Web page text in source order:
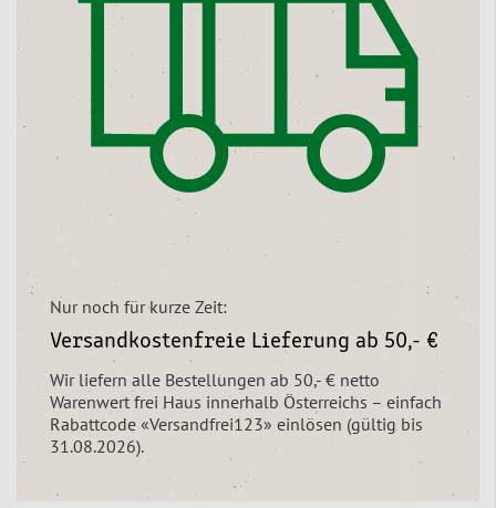
Nur noch für kurze Zeit:
Versandkostenfreie Lieferung ab 50,- €
Wir liefern alle Bestellungen ab 50,- € netto
Warenwert frei Haus innerhalb Österreichs – einfach
Rabattcode «Versandfrei123» einlösen (gültig bis
31.08.2026).